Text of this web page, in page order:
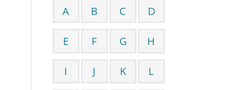
A B C D
E F G H
I J K L